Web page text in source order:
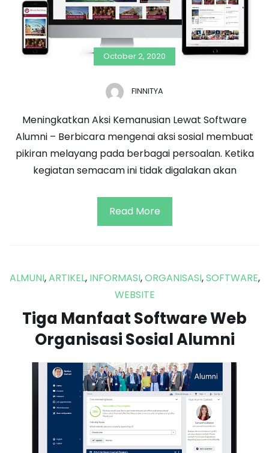
October 2, 2020
FINNITYA
Meningkatkan Aksi Kemanusian Lewat Software
Alumni – Berbicara mengenai aksi sosial membuat
pikiran melayang pada berbagai persoalan. Ketika
kegiatan semacam ini tidak digalakan akan
Read More
ALMUNI,ARTIKEL, INFORMASI,ORGANISASI,SOFTWARE,
WEBSITE
Tiga Manfaat Software Web
Organisasi Sosial Alumni